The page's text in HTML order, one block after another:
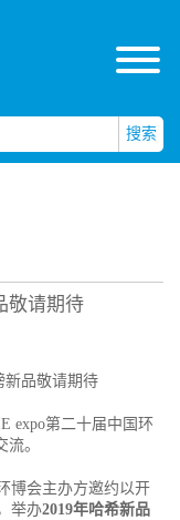
搜索
敬请期待
expo第二十届中国环
。
博会主办方邀约以开
举办2019年哈希新品